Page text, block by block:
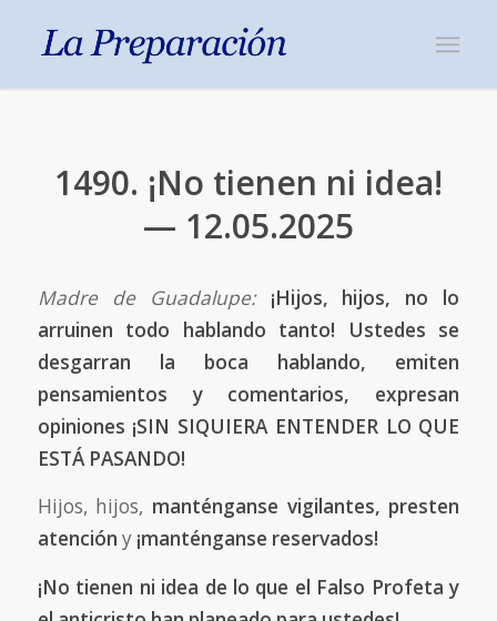
1490. ¡No tienen ni idea!
— 12.05.2025
Madre de Guadalupe:
¡Hijos, hijos, no lo
arruinen todo hablando tanto! Ustedes se
desgarran la boca hablando, emiten
pensamientos y comentarios, expresan
opiniones ¡SIN SIQUIERA ENTENDER LO QUE
ESTÁ PASANDO!
Hijos, hijos, manténganse vigilantes, presten
atención y ¡manténganse reservados!
¡No tienen ni idea de lo que el Falso Profeta y